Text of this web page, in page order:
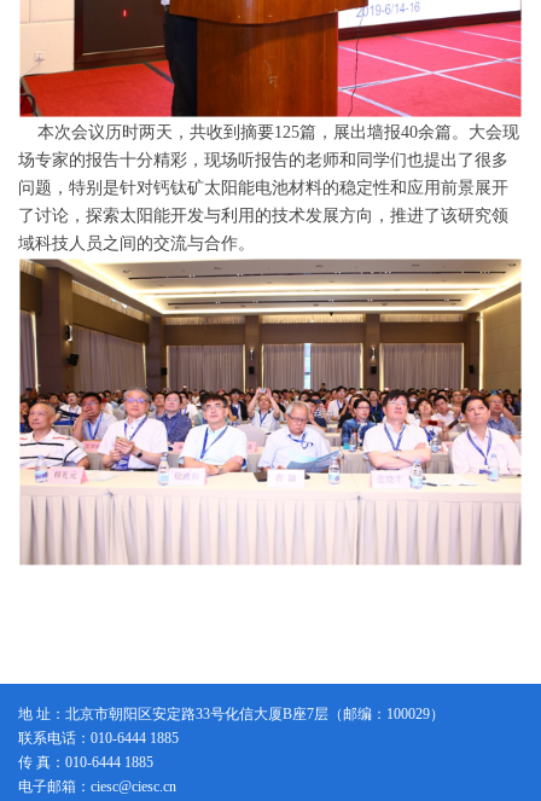
本次会议历时两天，共收到摘要125篇，展出墙报40余篇。大会现
场专家的报告十分精彩，现场听报告的老师和同学们也提出了很多
问题，特别是针对钙钛矿太阳能电池材料的稳定性和应用前景展开
了讨论，探索太阳能开发与利用的技术发展方向，推进了该研究领
域科技人员之间的交流与合作。
地 址：北京市朝阳区安定路33号化信大厦B座7层（邮编：100029）
联系电话：010-6444 1885
传 真：010-6444 1885
电子邮箱：ciesc@ciesc.cn